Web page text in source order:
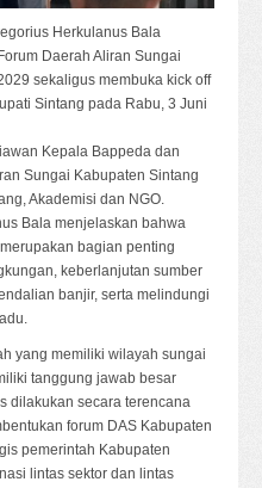
Herkulanus Bala
Daerah Aliran Sungai
sekaligus membuka kick off
Sintang pada Rabu, 3 Juni
Kepala Bappeda dan
Sungai Kabupaten Sintang
Akademisi dan NGO.
Bala menjelaskan bahwa
bagian penting
keberlanjutan sumber
banjir, serta melindungi
yang memiliki wilayah sungai
tanggung jawab besar
dilakukan secara terencana
forum DAS Kabupaten
pemerintah Kabupaten
lintas sektor dan lintas